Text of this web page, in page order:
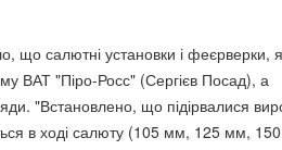
що салютні установки і феєрверки,
ВАТ "Піро-Росс" (Сергієв Посад), а
"Встановлено, що підірвалися
в ході салюту (105 мм, 125 мм,